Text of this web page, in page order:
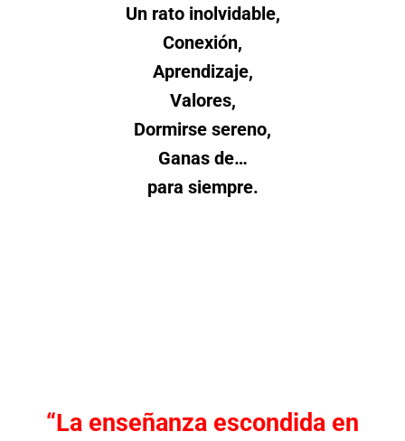
Un rato inolvidable,
Conexión,
Aprendizaje,
Valores,
Dormirse sereno,
Ganas de…
para siempre.
“La enseñanza escondida en